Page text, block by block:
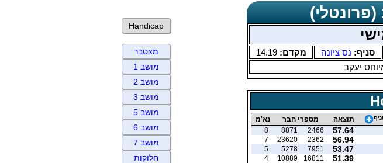
סניף: נס ציונה מקדם:14.19
יעקב
תוצאה מספרי חבר
נא'מ
57.64
2466
8871
8
56.94
2362
23620
7
53.47
7951
5278
5
51.39
16811
10889
4
Handicap
מצטבר
מושב 1
מושב 2
מושב 3
מושב 5
מושב 6
מושב 7
חלוקות